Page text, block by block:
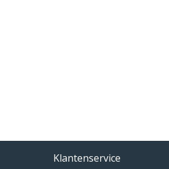
Klantenservice